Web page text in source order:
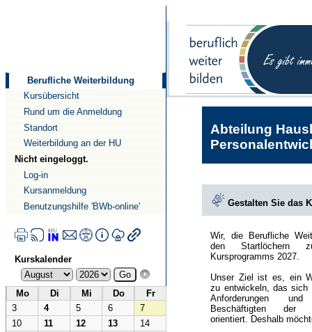
Berufliche Weiterbildung
Kursübersicht
Rund um die Anmeldung
Standort
Weiterbildung an der HU
Nicht eingeloggt.
Log-in
Kursanmeldung
Benutzungshilfe 'BWb-online'
Kurskalender
Mo Di Mi Do
Fr
3
4 5 6
7
10
11 12 13
14
Abteilung
Gestalten Sie das
Wir, die Berufliche
den Startlöchern
Kursprogramms 2027.
Unser Ziel ist es, ein
zu entwickeln, das sich
Anforderungen
Beschäftigten der
orientiert. Deshalb